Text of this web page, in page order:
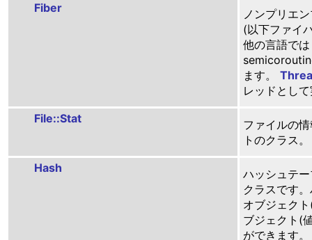
Fiber
ノンプリエ
(以下ファイ
他の言語で
ます。
レッドとし
File::Stat
ファイルの
トのクラス。
Hash
ハッシュテ
クラスです
オブジェク
ブジェクト(
ができます。